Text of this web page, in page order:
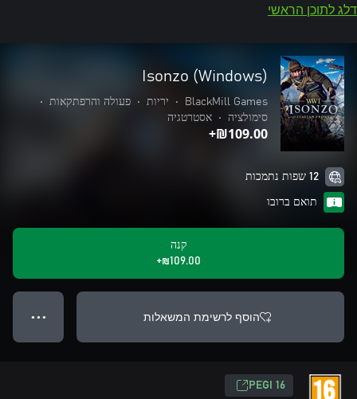
דלג לתוכן הראשי
Isonzo (Windows)
BlackMill Games
• יריות • פעולה והרפתקאות
•
סימולציה
• אסטרטגיה
‪₪‎109.00‬+
12 שפות נתמכות
תואם ברובו
קנה
‪₪‎109.00‬+
הוסף לרשימת המשאלות ● ● ●
‎PEGI 16‎